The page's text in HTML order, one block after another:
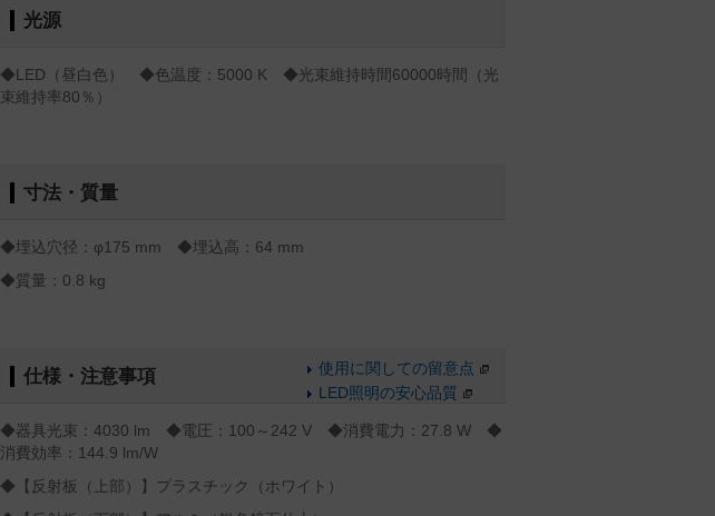
光源
◆LED（昼白色） ◆色温度：5000 K ◆光束維持時間60000時間（光
束維持率80％）
寸法・質量
◆埋込穴径：φ175 mm ◆埋込高：64 mm
◆質量：0.8 kg
仕様・注意事項
使用に関しての留意点
LED照明の安心品質
◆器具光束：4030 lm ◆電圧：100～242 V ◆消費電力：27.8 W ◆
消費効率：144.9 lm/W
◆【反射板（上部）】プラスチック（ホワイト）